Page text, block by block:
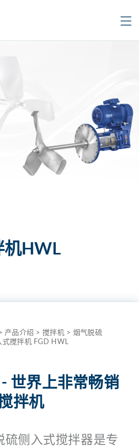
机HWL
产品介绍 >搅拌机 > 烟气脱硫
式搅拌机 FGD HWL
世界上非常畅销
拌机
硫侧入式搅拌器是专